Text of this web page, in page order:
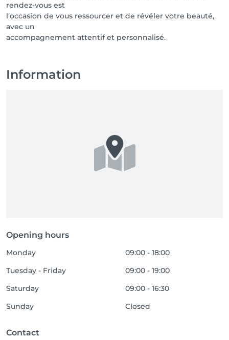
rendez-vous est
l'occasion de vous ressourcer et de révéler votre beauté,
avec un
accompagnement attentif et personnalisé.
Information
Opening hours
Monday
09:00 - 18:00
Tuesday - Friday
09:00 - 19:00
Saturday
09:00 - 16:30
Sunday
Closed
Contact